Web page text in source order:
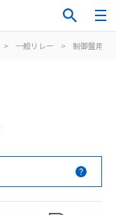
> 一般リレー > 制御盤用